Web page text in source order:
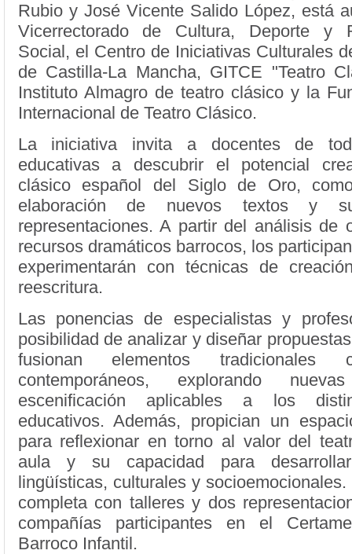
Rubio y José Vicente Salido López, está
Vicerrectorado de Cultura, Deporte y
Social, el Centro de Iniciativas Culturales
de Castilla-La Mancha, GITCE "Teatro
Instituto Almagro de teatro clásico y la
Internacional de Teatro Clásico.
La iniciativa invita a docentes de
educativas a descubrir el potencial
clásico español del Siglo de Oro,
elaboración de nuevos textos y
representaciones. A partir del análisis de
recursos dramáticos barrocos, los
experimentarán con técnicas de
reescritura.
Las ponencias de especialistas y
posibilidad de analizar y diseñar
fusionan elementos tradicionales
contemporáneos, explorando
escenificación aplicables a los
educativos. Además, propician un
para reflexionar en torno al valor del
aula y su capacidad para desarrollar
lingüísticas, culturales y
completa con talleres y dos
compañías participantes en el
Barroco Infantil.